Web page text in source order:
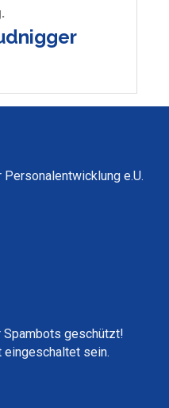
e.U.
geschützt!
eingeschaltet sein.